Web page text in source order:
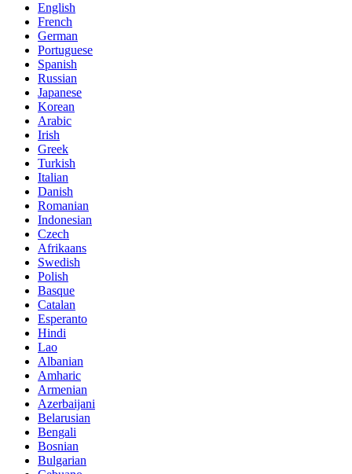
English
French
German
Portuguese
Spanish
Russian
Japanese
Korean
Arabic
Irish
Greek
Turkish
Italian
Danish
Romanian
Indonesian
Czech
Afrikaans
Swedish
Polish
Basque
Catalan
Esperanto
Hindi
Lao
Albanian
Amharic
Armenian
Azerbaijani
Belarusian
Bengali
Bosnian
Bulgarian